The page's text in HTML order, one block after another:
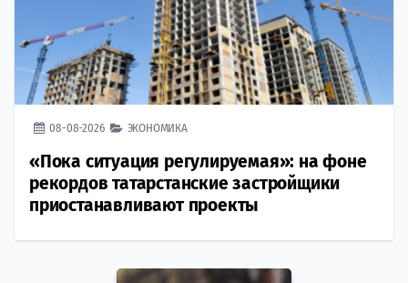
08-08-2026 ЭКОНОМИКА
«Пока ситуация регулируемая»: на фоне
рекордов татарстанские застройщики
приостанавливают проекты